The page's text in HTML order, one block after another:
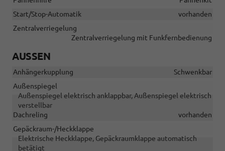
Start/Stop-Automatik
vorhanden
Zentralverriegelung
Zentralverriegelung mit Funkfernbedienung
AUSSEN
Anhängerkupplung
Schwenkbar
Außenspiegel
Außenspiegel elektrisch anklappbar, Außenspiegel elektrisch
verstellbar
Dachreling
vorhanden
Gepäckraum-/Heckklappe
Elektrische Heckklappe, Gepäckraumklappe automatisch
betätigt